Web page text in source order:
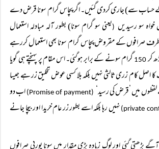
حساب سے) جاری کردی گئیں۔ اگر پچاس گرام سونا قرض دے
سو رسیدیں (یعنی سو گرام سونا) بطور آلہ مبادلہ استعمال
صرافوں کے مقروض پچاس گرام سونا بھی استعمال کررہے
کر150
گرام سونے کے برابر ہوگئی۔ اس مقام پر پہنچتے ہی گویا
کا اصل کام زری ثالثی نہیں بلکہ بلا کسی عوض تخلیق زر ہے جیسا
میں ’قرض کی رسید‘ (Promise of payment)
اب دو
نہیں رہا بلکہ اسے بطور زر عام خریدا اور بیچا جانے